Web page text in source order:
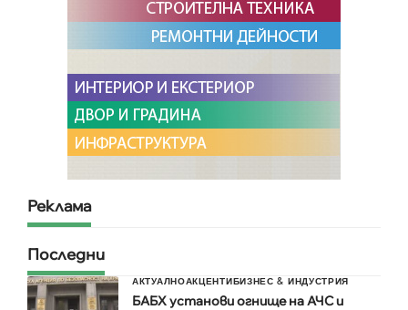
Реклама
Последни
АКТУАЛНОАКЦЕНТИБИЗНЕС & ИНДУСТРИЯ
БАБХ установи огнище на АЧС и